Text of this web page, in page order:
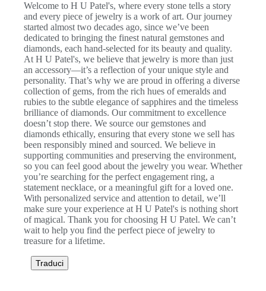
Welcome to H U Patel's, where every stone tells a story
and every piece of jewelry is a work of art. Our journey
started almost two decades ago, since we’ve been
dedicated to bringing the finest natural gemstones and
diamonds, each hand-selected for its beauty and quality.
At H U Patel's, we believe that jewelry is more than just
an accessory—it’s a reflection of your unique style and
personality. That’s why we are proud in offering a diverse
collection of gems, from the rich hues of emeralds and
rubies to the subtle elegance of sapphires and the timeless
brilliance of diamonds. Our commitment to excellence
doesn’t stop there. We source our gemstones and
diamonds ethically, ensuring that every stone we sell has
been responsibly mined and sourced. We believe in
supporting communities and preserving the environment,
so you can feel good about the jewelry you wear. Whether
you’re searching for the perfect engagement ring, a
statement necklace, or a meaningful gift for a loved one.
With personalized service and attention to detail, we’ll
make sure your experience at H U Patel's is nothing short
of magical. Thank you for choosing H U Patel. We can’t
wait to help you find the perfect piece of jewelry to
treasure for a lifetime.
Traduci